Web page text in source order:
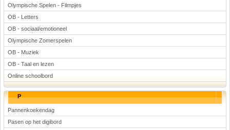
Olympische Spelen - Filmpjes
OB - Letters
OB - sociaal/emotioneel
Olympische Zomerspelen
OB - Muziek
OB - Taal en lezen
Online schoolbord
P
Pannenkoekendag
Pasen op het digibord